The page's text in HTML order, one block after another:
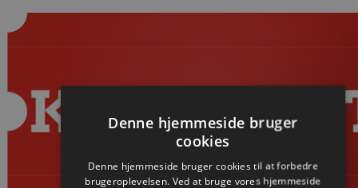
Denne hjemmeside bruger
cookies
Denne hjemmeside bruger cookies til at forbedre
brugeroplevelsen. Ved at bruge vores hjemmeside